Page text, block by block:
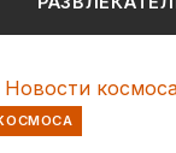
Новости